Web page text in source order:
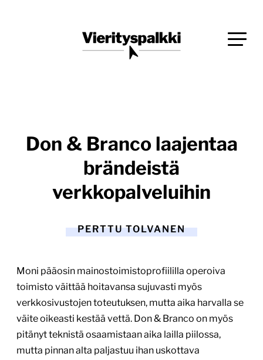
Vierityspalkki.fi
Don & Branco laajentaa
brändeistä
verkkopalveluihin
PERTTU TOLVANEN
Moni pääosin mainostoimistoprofiililla operoiva
toimisto väittää hoitavansa sujuvasti myös
verkkosivustojen toteutuksen, mutta aika harvalla se
väite oikeasti kestää vettä. Don & Branco on myös
pitänyt teknistä osaamistaan aika lailla piilossa,
mutta pinnan alta paljastuu ihan uskottava